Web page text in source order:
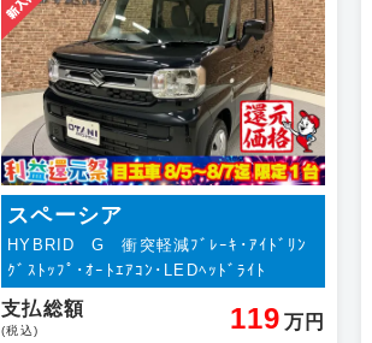
スペーシア
HYBRID G 衝突軽減ﾌﾞﾚｰｷ･ｱｲﾄﾞﾘﾝ
ｸﾞｽﾄｯﾌﾟ･ｵｰﾄｴｱｺﾝ･LEDﾍｯﾄﾞﾗｲﾄ
支払総額
(税込) 119 万円